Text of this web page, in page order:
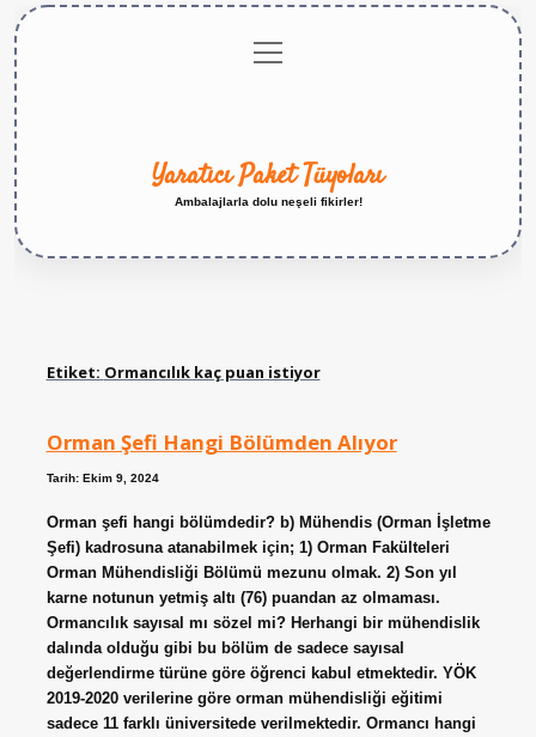
menüyü
aç
Yaratıcı Paket Tüyoları
Ambalajlarla dolu neşeli fikirler!
Etiket: Ormancılık kaç puan istiyor
Orman Şefi Hangi Bölümden Alıyor
Tarih: Ekim 9, 2024
Orman şefi hangi bölümdedir? b) Mühendis (Orman İşletme
Şefi) kadrosuna atanabilmek için; 1) Orman Fakülteleri
Orman Mühendisliği Bölümü mezunu olmak. 2) Son yıl
karne notunun yetmiş altı (76) puandan az olmaması.
Ormancılık sayısal mı sözel mi? Herhangi bir mühendislik
dalında olduğu gibi bu bölüm de sadece sayısal
değerlendirme türüne göre öğrenci kabul etmektedir. YÖK
2019-2020 verilerine göre orman mühendisliği eğitimi
sadece 11 farklı üniversitede verilmektedir. Ormancı hangi